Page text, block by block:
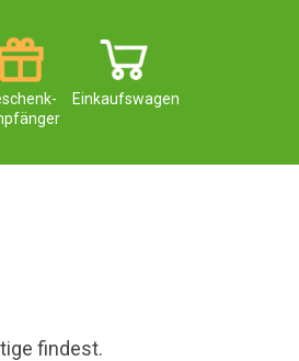
Einkaufswagen
findest.